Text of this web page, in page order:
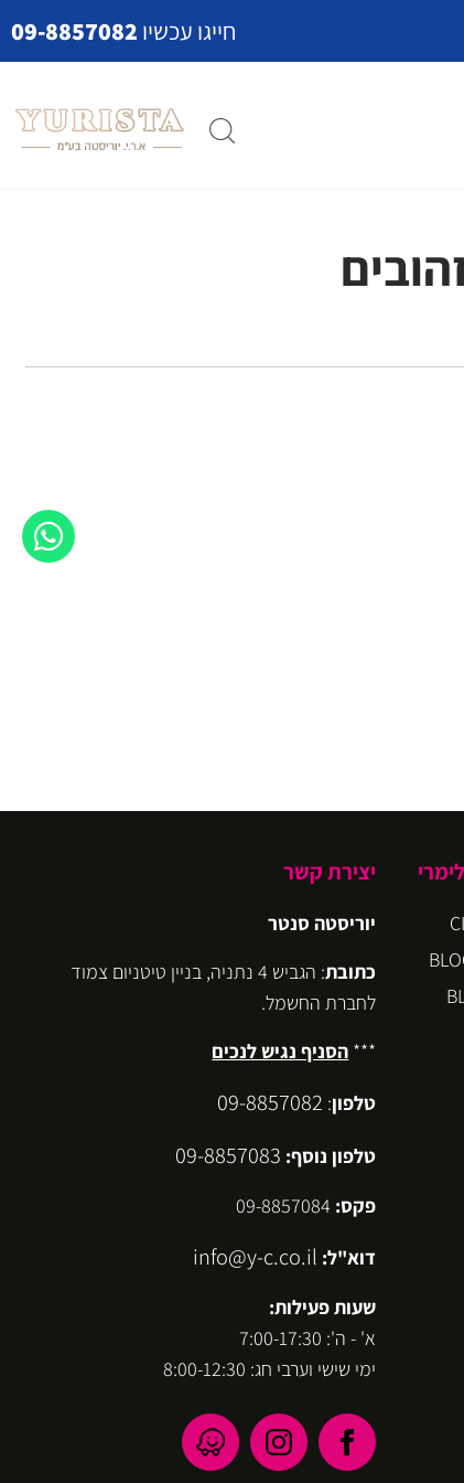
חייגו עכשיו 09-8857082
יצירת קשר
יוריסטה סנטר
כתובת
: הגביש 4 נתניה, בניין טיטניום צמוד
לחברת החשמל.
*** הסניף נגיש לנכים
טלפון:
09-8857082
טלפון נוסף: 09-8857083
פקס:
דוא"ל: info@y-c.co.il
שעות פעילות:
א' - ה': 7:00-17:30
ימי שישי וערבי חג: 8:00-12:30